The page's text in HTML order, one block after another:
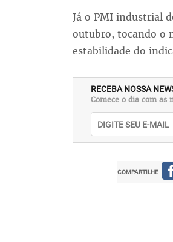
Já o PMI industrial
outubro, tocando o
estabilidade do
RECEBA NOSSA
Comece o dia com as
COMPARTILHE